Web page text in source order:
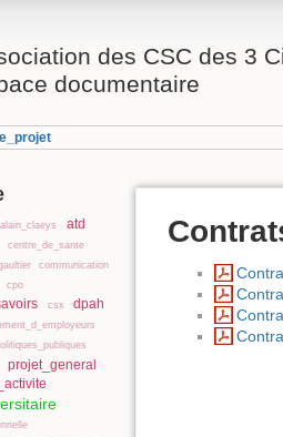
des CSC des 3
documentaire
alain_claeys
atd
centre_de_sante
communication
cpo
csx
dpah
projet_general